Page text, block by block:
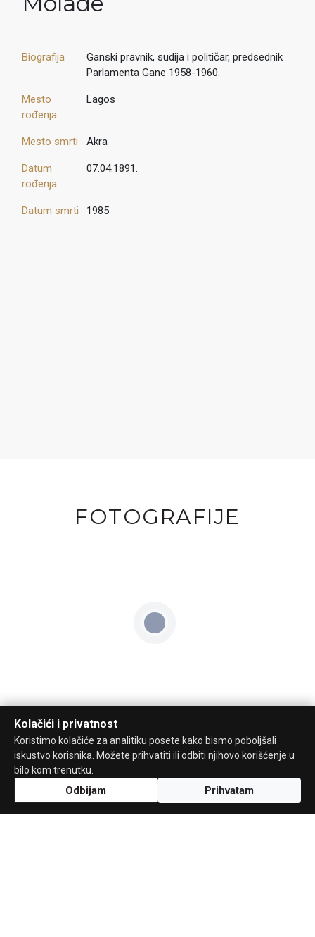
Biografija
Ganski pravnik, sudija i političar, predsednik
Parlamenta Gane 1958-1960.
Mesto
rođenja
Lagos
Mesto smrti Akra
Datum
rođenja
07.04.1891.
Datum smrti 1985
FOTOGRAFIJE
Kolačići i privatnost
Koristimo kolačiće za analitiku posete kako bismo poboljšali
iskustvo korisnika. Možete prihvatiti ili odbiti njihovo korišćenje u
bilo kom trenutku.
Odbijam Prihvatam